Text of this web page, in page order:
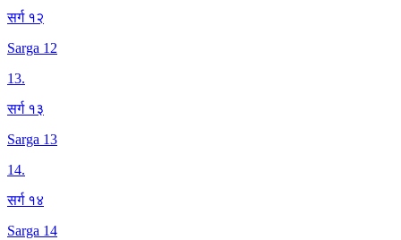
सर्ग १२
Sarga 12
13.
सर्ग १३
Sarga 13
14.
सर्ग १४
Sarga 14